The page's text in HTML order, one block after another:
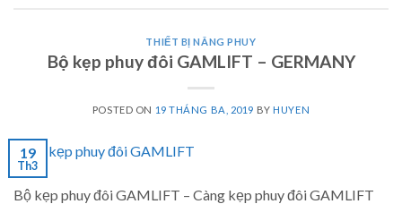
THIẾT BỊ NÂNG PHUY
Bộ kẹp phuy đôi GAMLIFT – GERMANY
POSTED ON 19 THÁNG BA, 2019 BYHUYEN
19
Th3
Bộ kẹp phuy đôi GAMLIFT – Càng kẹp phuy đôi GAMLIFT